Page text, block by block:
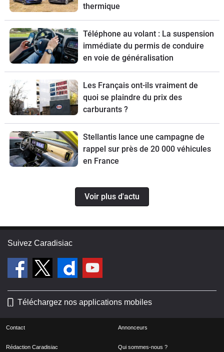
thermique
Téléphone au volant : La suspension
immédiate du permis de conduire
en voie de généralisation
Les Français ont-ils vraiment de
quoi se plaindre du prix des
carburants ?
Stellantis lance une campagne de
rappel sur près de 20 000 véhicules
en France
Voir plus d'actu
Suivez Caradisiac
Téléchargez nos applications mobiles
Contact Annonceurs
Rédaction Caradisiac Qui sommes-nous ?